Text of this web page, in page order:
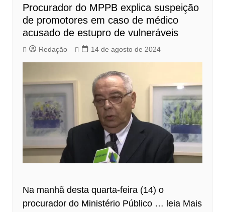
Procurador do MPPB explica suspeição
de promotores em caso de médico
acusado de estupro de vulneráveis
Redação 14 de agosto de 2024
Na manhã desta quarta-feira (14) o
procurador do Ministério Público … leia Mais